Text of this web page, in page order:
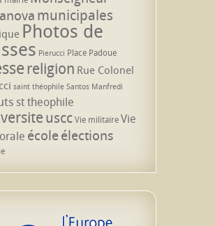
municipales
Photos de
Pierucci Place Padoue
religion Rue Colonel
saint théophile Santos Manfredi
st theophile
usccVie militaireVie
écoleélections